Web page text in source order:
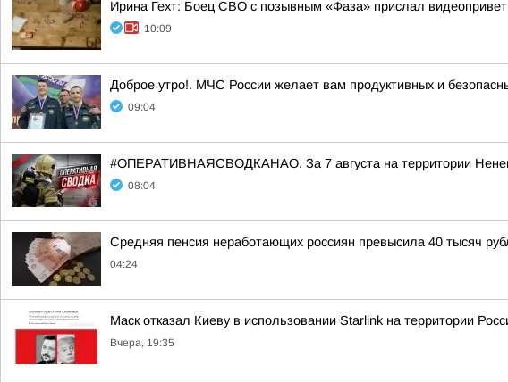
Ирина Гехт: Боец СВО с позывным «Фаза» прислал
10:09
Доброе утро!. МЧС России желает вам продуктивных и
09:04
#ОПЕРАТИВНАЯСВОДКАНАО. За 7 августа на территории
08:04
Средняя пенсия неработающих россиян превысила 40 тысяч
04:24
Маск отказал Киеву в использовании Starlink на территории
Вчера, 19:35